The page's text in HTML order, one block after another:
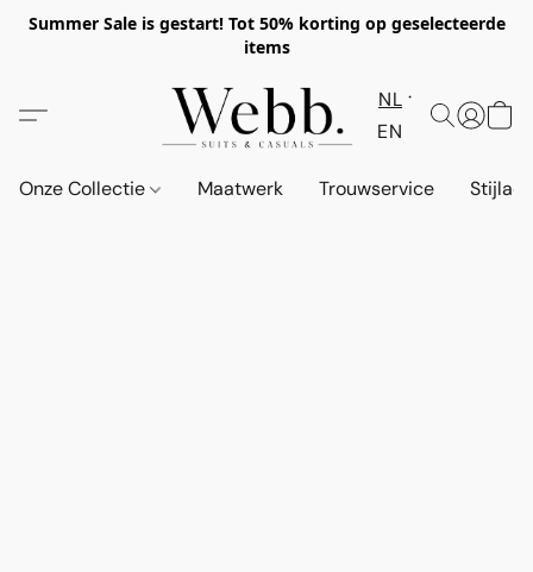
Summer Sale is gestart! Tot 50% korting op geselecteerde
items
NL
EN
Onze Collectie Maatwerk Trouwservice